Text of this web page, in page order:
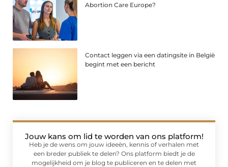
Abortion Care Europe?
Contact leggen via een datingsite in België
begint met een bericht
Jouw kans om lid te worden van ons platform!
Heb je de wens om jouw ideeën, kennis of verhalen met
een breder publiek te delen? Ons platform biedt je de
mogelijkheid om je blog te publiceren en te delen met